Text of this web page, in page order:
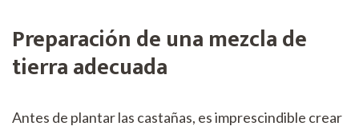
Preparación de una mezcla de
tierra adecuada
Antes de plantar las castañas, es imprescindible crear